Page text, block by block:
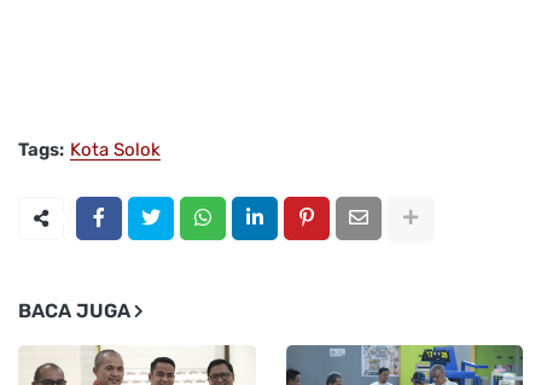
Tags: Kota Solok
BACA JUGA